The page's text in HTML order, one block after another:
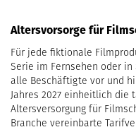
Altersvorsorge für
Für jede fiktionale
Serie im Fernsehen oder
alle Beschäftigte vor und
Jahres 2027 einheitlich
Altersversorgung für
Branche vereinbarte